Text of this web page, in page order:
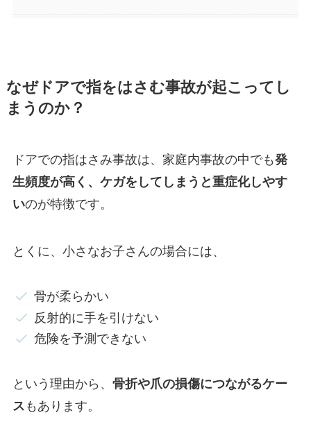
なぜドアで指をはさむ事故が起こってし
まうのか？
ドアでの指はさみ事故は、家庭内事故の中でも発
生頻度が高く、ケガをしてしまうと重症化しやす
いのが特徴です。
とくに、小さなお子さんの場合には、
骨が柔らかい
反射的に手を引けない
危険を予測できない
という理由から、 骨折や爪の損傷につながるケー
ス もあります。